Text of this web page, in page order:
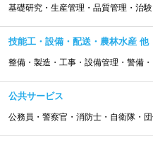
基礎研究・生産管理・品質管理・治
技能工・設備・配送・農林水産 他
整備・製造・工事・設備管理・警備
公共サービス
公務員・警察官・消防士・自衛隊・